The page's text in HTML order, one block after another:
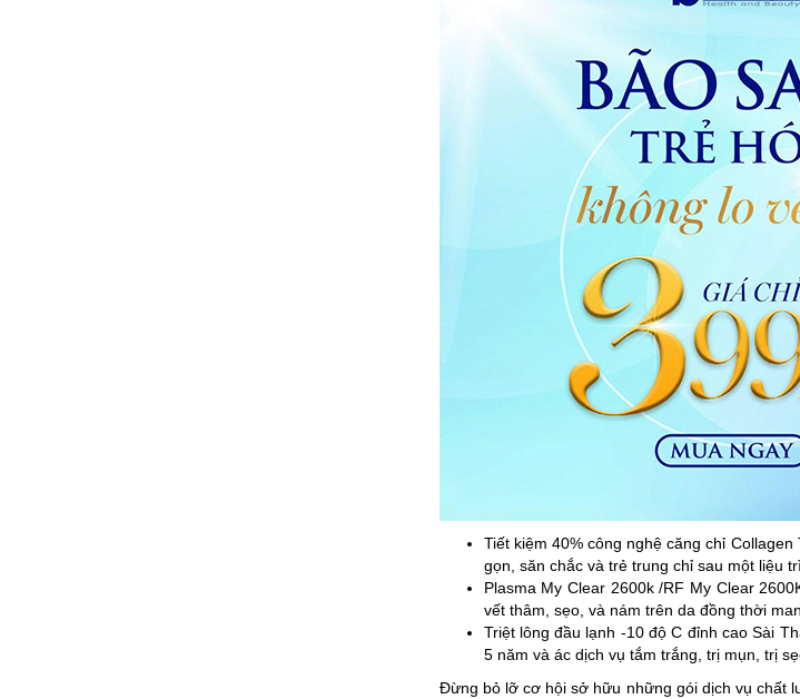
Tiết kiệm 40% công nghệ căng chỉ
gọn, săn chắc và trẻ trung chỉ sau một liệu
Plasma My Clear 2600k /RF My Clear
vết thâm, sẹo, và nám trên da đồng thời
Triệt lông đầu lạnh -10 độ C đỉnh cao Sài
5 năm và ác dịch vụ tắm trắng, trị mụn, trị
Đừng bỏ lỡ cơ hội sở hữu những gói dịch vụ chất